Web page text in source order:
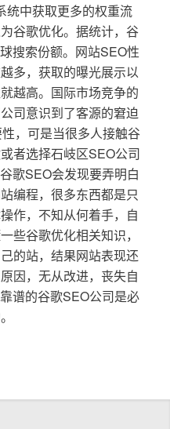
统中获取更多的权重流
谷歌优化。据统计，谷
搜索份额。网站SEO性
多，获取的曝光展示以
越高。国际市场竞争的
司意识到了客源的窘迫
，可是当很多人接触谷
者选择石岐区SEO公司
歌SEO会发现要弄明白
编程，很多东西都是只
作，不知从何着手，自
些谷歌优化相关知识，
的站，结果网站表现还
因，无从改进，丧失自
谱的谷歌SEO公司是必